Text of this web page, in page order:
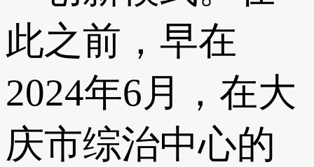
此之前，早在
2024年6月，在大
庆市综治中心的